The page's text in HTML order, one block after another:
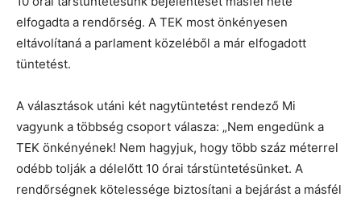
elfogadta a rendőrség. A TEK most önkényesen
eltávolítaná a parlament közeléből a már elfogadott
tüntetést.
A választások utáni két nagytüntetést rendező Mi
vagyunk a többség csoport válasza: „Nem engedünk a
TEK önkényének! Nem hagyjuk, hogy több száz méterrel
odébb tolják a délelőtt 10 órai társtüntetésünket. A
rendőrségnek kötelessége biztosítani a bejárást a másfél